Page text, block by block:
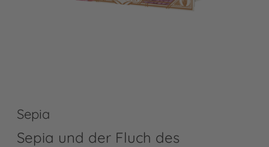
Sepia
Sepia und der Fluch des